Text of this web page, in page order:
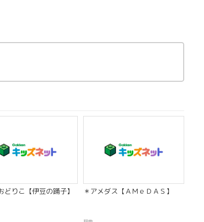
どりこ【伊豆の踊子】 ＊アメダス【ＡＭｅＤＡＳ】